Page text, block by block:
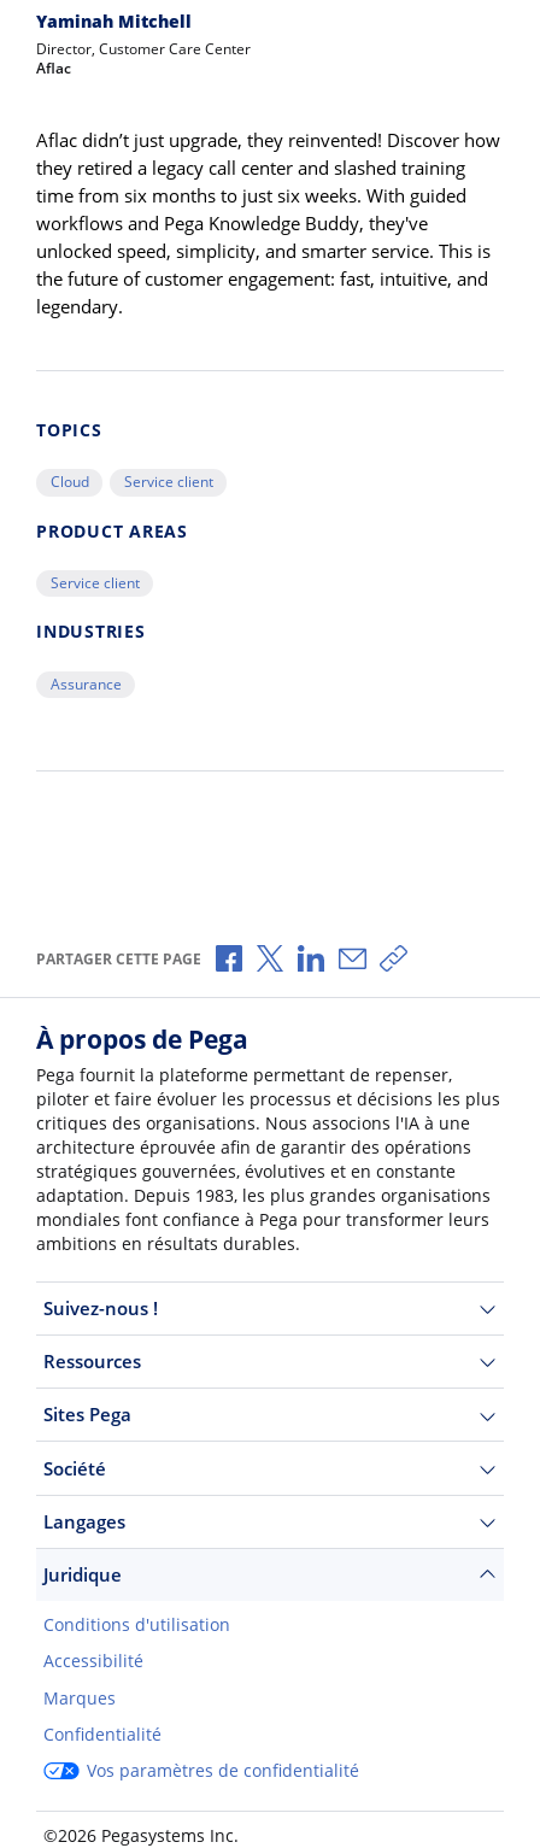
Yaminah Mitchell
Director, Customer Care Center
Aflac
Aflac didn’t just upgrade, they reinvented! Discover how
they retired a legacy call center and slashed training
time from six months to just six weeks. With guided
workflows and Pega Knowledge Buddy, they've
unlocked speed, simplicity, and smarter service. This is
the future of customer engagement: fast, intuitive, and
legendary.
TOPICS
Cloud Service client
PRODUCT AREAS
Service client
INDUSTRIES
Assurance
PARTAGER CETTE PAGE Partager via Facebook
Partager via X
Partager via LinkedIn
Partager par e-mail
Copier le lien
À propos de Pega
Pega fournit la plateforme permettant de repenser,
piloter et faire évoluer les processus et décisions les plus
critiques des organisations. Nous associons l'IA à une
architecture éprouvée afin de garantir des opérations
stratégiques gouvernées, évolutives et en constante
adaptation. Depuis 1983, les plus grandes organisations
mondiales font confiance à Pega pour transformer leurs
ambitions en résultats durables.
Suivez-nous !
Ressources
Sites Pega
Société
Langages
Juridique
Conditions d'utilisation
Accessibilité
Marques
Confidentialité
Vos paramètres de confidentialité
©2026 Pegasystems Inc.